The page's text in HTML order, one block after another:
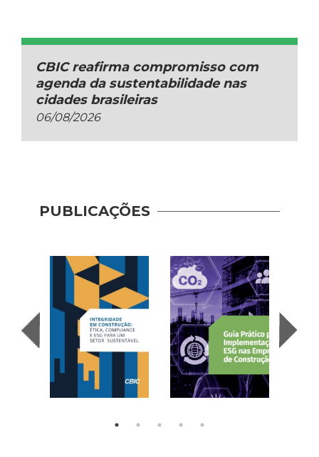
CBIC reafirma compromisso com
agenda da sustentabilidade nas
cidades brasileiras
06/08/2026
PUBLICAÇÕES